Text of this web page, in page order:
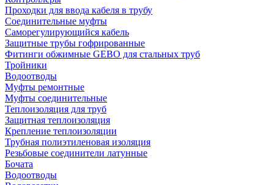
Проходки для ввода кабеля в трубу
Соединительные муфты
Саморегулирующийся кабель
Защитные трубы гофрированные
Фитинги обжимные GEBO для стальных труб
Тройники
Водоотводы
Муфты ремонтные
Муфты соединительные
Теплоизоляция для труб
Защитная теплоизоляция
Крепление теплоизоляции
Трубная полиэтиленовая изоляция
Резьбовые соединители латунные
Бочата
Водоотводы